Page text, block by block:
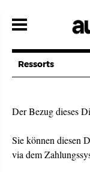
zum
Ressorts
Der Bezug dieses
Sie können diesen
via dem